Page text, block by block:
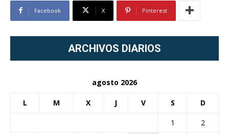
Facebook X Pinterest
ARCHIVOS DIARIOS
agosto 2026
L M X J V S D
1
2